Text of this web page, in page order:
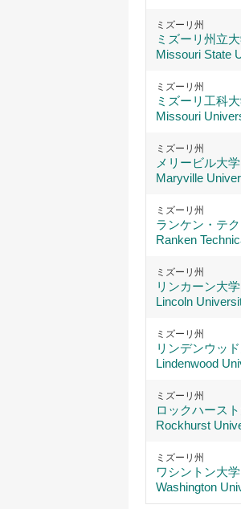
ミズーリ州
ミズーリ州立
Missouri State
ミズーリ州
ミズーリ工科
Missouri
ミズーリ州
メリービル大
Maryville
ミズーリ州
ランケン・テ
Ranken
ミズーリ州
リンカーン大
Lincoln
ミズーリ州
リンデンウッ
Lindenwood
ミズーリ州
ロックハース
Rockhurst
ミズーリ州
ワシントン大
Washington